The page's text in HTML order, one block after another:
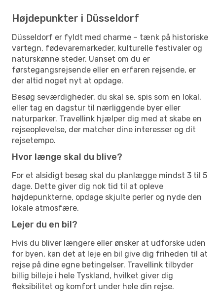
Højdepunkter i Düsseldorf
Düsseldorf er fyldt med charme – tænk på historiske
vartegn, fødevaremarkeder, kulturelle festivaler og
naturskønne steder. Uanset om du er
førstegangsrejsende eller en erfaren rejsende, er
der altid noget nyt at opdage.
Besøg seværdigheder, du skal se, spis som en lokal,
eller tag en dagstur til nærliggende byer eller
naturparker. Travellink hjælper dig med at skabe en
rejseoplevelse, der matcher dine interesser og dit
rejsetempo.
Hvor længe skal du blive?
For et alsidigt besøg skal du planlægge mindst 3 til 5
dage. Dette giver dig nok tid til at opleve
højdepunkterne, opdage skjulte perler og nyde den
lokale atmosfære.
Lejer du en bil?
Hvis du bliver længere eller ønsker at udforske uden
for byen, kan det at leje en bil give dig friheden til at
rejse på dine egne betingelser. Travellink tilbyder
billig billeje i hele Tyskland, hvilket giver dig
fleksibilitet og komfort under hele din rejse.